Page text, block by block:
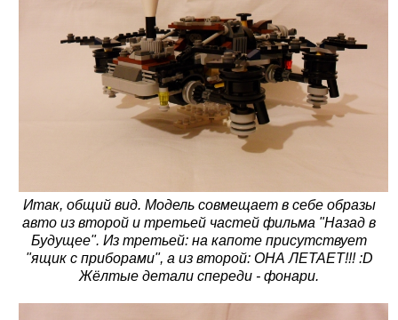
Итак, общий вид. Модель совмещает в себе образы
авто из второй и третьей частей фильма "Назад в
Будущее". Из третьей: на капоте присутствует
"ящик с приборами", а из второй: ОНА ЛЕТАЕТ!!! :D
Жёлтые детали спереди - фонари.